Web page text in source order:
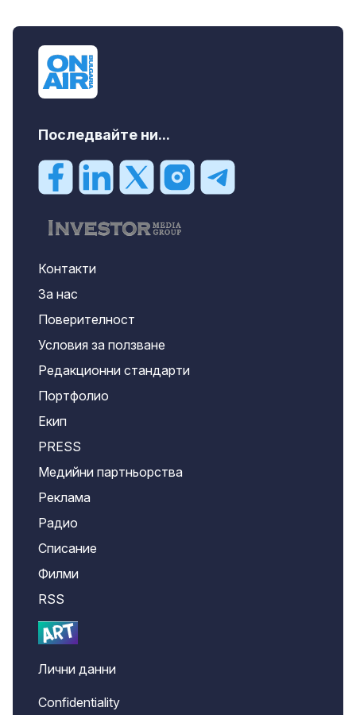
Последвайте ни...
Контакти
За нас
Поверителност
Условия за ползване
Редакционни стандарти
Портфолио
Екип
PRESS
Медийни партньорства
Реклама
Радио
Списание
Филми
RSS
Лични данни
Confidentiality